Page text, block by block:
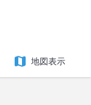
地図表示